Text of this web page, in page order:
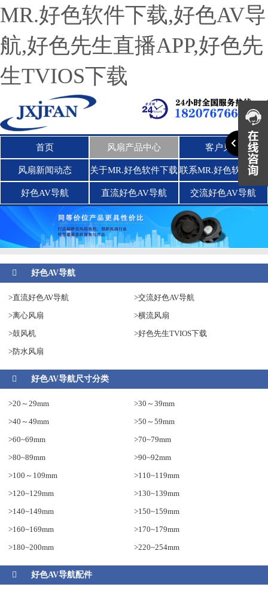
MR.好色软件下载,好色AV导
航,好色先生直播APP,好色先
生TVIOS下载
首页 风扇产品中心 客户见证
风扇新闻动态 关于MR.好色软件下载 联系MR.好色软件下载
好色AV导航 直流好色AV导航 交流好色AV导航
好色AV导航
>直流好色AV导航
>交流好色AV导航
>离心风扇
>横流风扇
>鼓风机
>好色先生TVIOS下载
>防水风扇
好色AV导航尺寸分类
>20～29mm
>30～39mm
>40～49mm
>50～59mm
>60~69mm
>70~79mm
>80~89mm
>90~92mm
>100～109mm
>110~119mm
>120~129mm
>130~139mm
>140~149mm
>150~159mm
>160~169mm
>170~179mm
>180~200mm
>220~254mm
好色AV导航配件